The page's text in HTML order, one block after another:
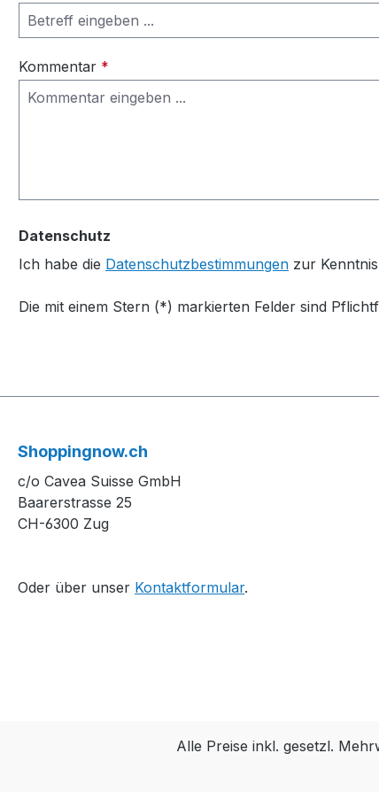
Kommentar *
Datenschutz
Ich habe die Datenschutzbestimmungen zur
Die mit einem Stern (*) markierten Felder sind
Shoppingnow.ch
c/o Cavea Suisse GmbH
Baarerstrasse 25
CH-6300 Zug
Oder über unser Kontaktformular.
Alle Preise inkl. gesetzl.